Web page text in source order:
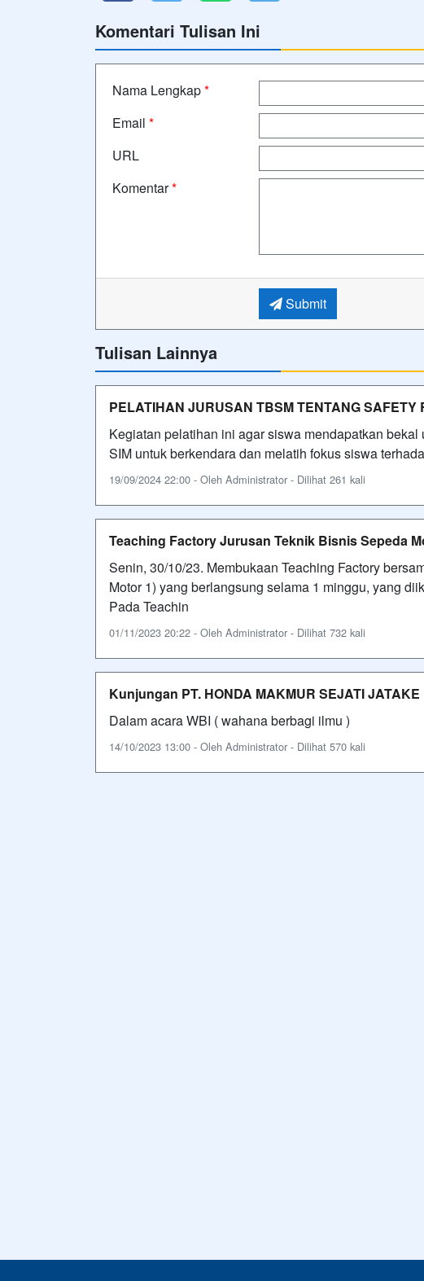
Komentari Tulisan Ini
Nama Lengkap*
Email *
URL
Komentar*
Submit
Tulisan Lainnya
PELATIHAN JURUSAN TBSM TENTANG SAFETY
Kegiatan pelatihan ini agar siswa mendapatkan
SIM untuk berkendara dan melatih fokus siswa
19/09/2024 22:00 - Oleh Administrator - Dilihat 261 kali
Teaching Factory Jurusan Teknik Bisnis Sepeda
Senin, 30/10/23. Membukaan Teaching Factory
Motor 1) yang berlangsung selama 1 minggu, yang
Pada Teachin
01/11/2023 20:22 - Oleh Administrator - Dilihat 732 kali
Kunjungan PT. HONDA MAKMUR SEJATI JATAKE
Dalam acara WBI ( wahana berbagi ilmu )
14/10/2023 13:00 - Oleh Administrator - Dilihat 570 kali